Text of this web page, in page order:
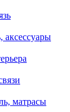
аксессуары
матрасы